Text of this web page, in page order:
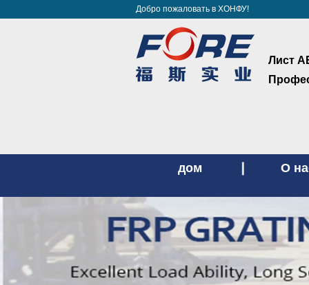
Добро пожаловать в ХОНФУ!
Лист
дом О